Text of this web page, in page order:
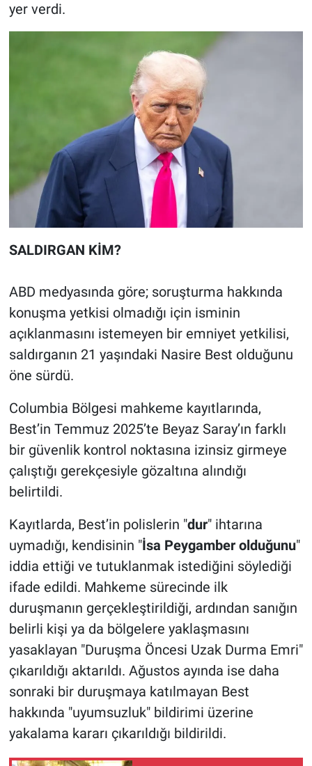
yer verdi.
SALDIRGAN KİM?
ABD medyasında göre; soruşturma hakkında
konuşma yetkisi olmadığı için isminin
açıklanmasını istemeyen bir emniyet yetkilisi,
saldırganın 21 yaşındaki Nasire Best olduğunu
öne sürdü.
Columbia Bölgesi mahkeme kayıtlarında,
Best’in Temmuz 2025’te Beyaz Saray’ın farklı
bir güvenlik kontrol noktasına izinsiz girmeye
çalıştığı gerekçesiyle gözaltına alındığı
belirtildi.
Kayıtlarda, Best’in polislerin "dur" ihtarına
uymadığı, kendisinin "İsa Peygamber olduğunu"
iddia ettiği ve tutuklanmak istediğini söylediği
ifade edildi. Mahkeme sürecinde ilk
duruşmanın gerçekleştirildiği, ardından sanığın
belirli kişi ya da bölgelere yaklaşmasını
yasaklayan "Duruşma Öncesi Uzak Durma Emri"
çıkarıldığı aktarıldı. Ağustos ayında ise daha
sonraki bir duruşmaya katılmayan Best
hakkında "uyumsuzluk" bildirimi üzerine
yakalama kararı çıkarıldığı bildirildi.